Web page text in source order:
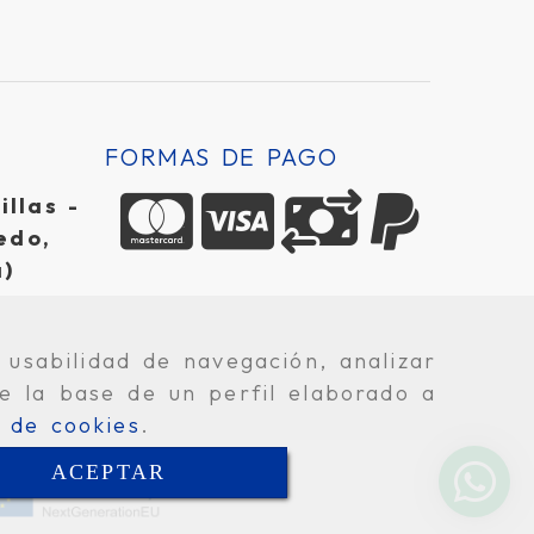
de navegación, analizar
la base de un perfil elaborado a
cookies .
ACEPTAR
-
FORMAS DE PAGO